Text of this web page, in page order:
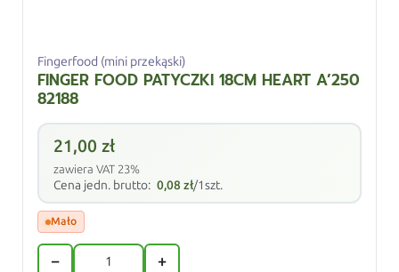
Fingerfood (mini przekąski)
FINGER FOOD PATYCZKI 18CM HEART A’250
82188
21,00zł
zawiera VAT 23%
Cena jedn. brutto: 0,08zł/1szt.
Mało
− +